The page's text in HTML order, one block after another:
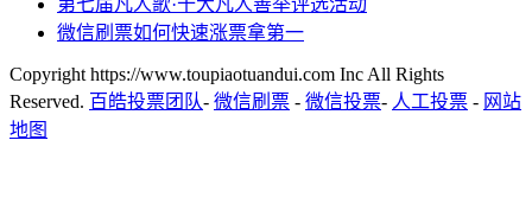
微信刷票如何快速涨票拿第一
Copyright https://www.toupiaotuandui.com Inc All Rights
Reserved. 百皓投票团队- 微信刷票 - 微信投票- 人工投票 - 网站
地图